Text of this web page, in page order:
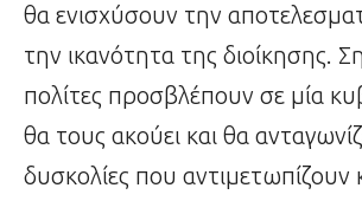
θα ενισχύσουν την
την ικανότητα της διοίκησης.
πολίτες προσβλέπουν σε μία
θα τους ακούει και θα
δυσκολίες που αντιμετωπίζουν